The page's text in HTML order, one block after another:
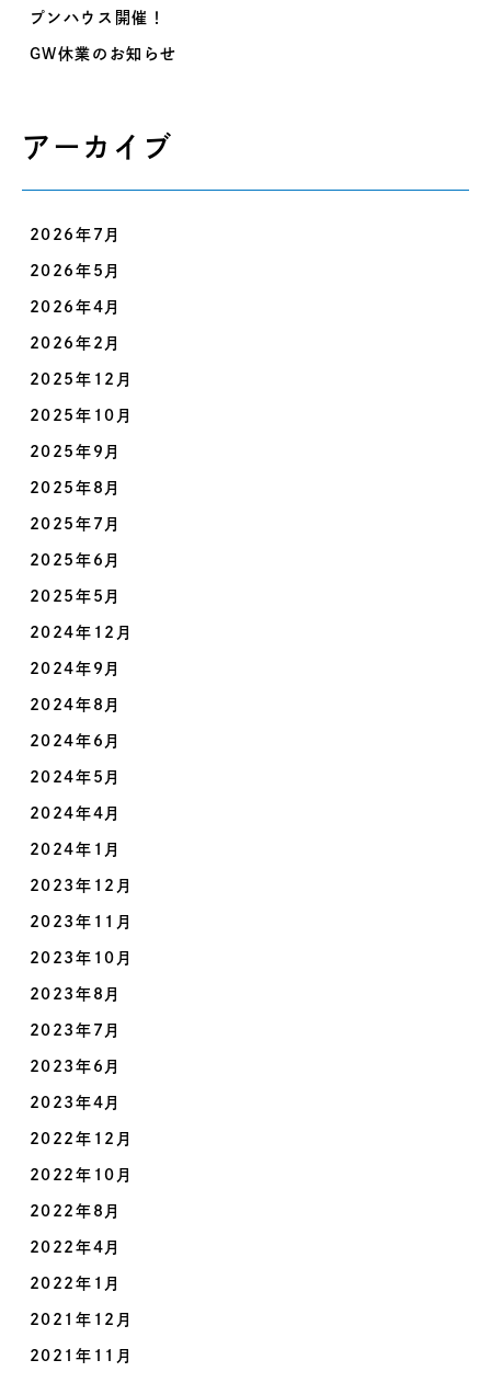
プンハウス開催！
GW休業のお知らせ
アーカイブ
2026年7月
2026年5月
2026年4月
2026年2月
2025年12月
2025年10月
2025年9月
2025年8月
2025年7月
2025年6月
2025年5月
2024年12月
2024年9月
2024年8月
2024年6月
2024年5月
2024年4月
2024年1月
2023年12月
2023年11月
2023年10月
2023年8月
2023年7月
2023年6月
2023年4月
2022年12月
2022年10月
2022年8月
2022年4月
2022年1月
2021年12月
2021年11月